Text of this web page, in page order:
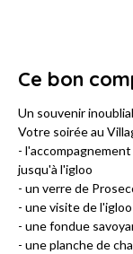
Ce bon
Un souvenir
Votre soirée au
-
jusqu'à l'igloo
- un verre de
- une visite de l'igloo
- une fondue
- une planche de